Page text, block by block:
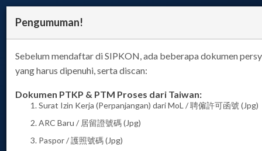
SIPKON
(SISTEM
Pengumuman!
Sebelum mendaftar di SIPKON, ada beberapa dokumen
yang harus dipenuhi, serta discan:
Dokumen PTKP & PTM Proses dari Taiwan:
Surat Izin Kerja (Perpanjangan) dari MoL / 聘僱許可函號 (Jpg)
ARC Baru / 居留證號碼 (Jpg)
Paspor / 護照號碼 (Jpg)